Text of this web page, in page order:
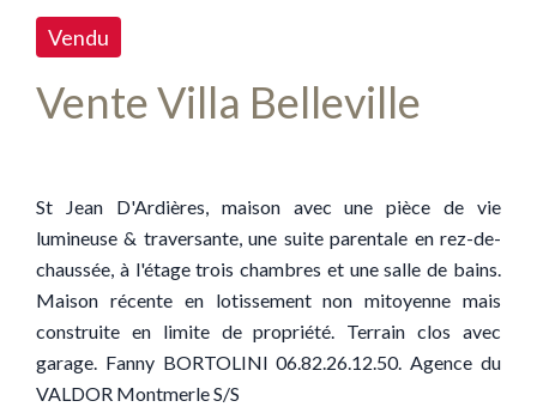
Vendu
Vente Villa Belleville
St Jean D'Ardières, maison avec une pièce de vie
lumineuse & traversante, une suite parentale en rez-de-
chaussée, à l'étage trois chambres et une salle de bains.
Maison récente en lotissement non mitoyenne mais
construite en limite de propriété. Terrain clos avec
garage. Fanny BORTOLINI 06.82.26.12.50. Agence du
VALDOR Montmerle S/S